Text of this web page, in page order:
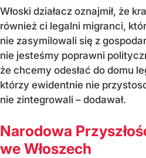
Włoski działacz oznajmił, że
również ci legalni migranci,
nie zasymilowali się z
nie jesteśmy poprawni
że chcemy odesłać do domu
którzy ewidentnie nie
nie zintegrowali – dodawał.
Narodowa
we Włoszech